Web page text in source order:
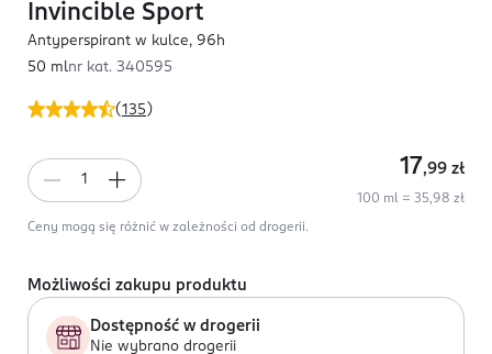
(135 )
Invincible Sport
Antyperspirant w kulce, 96h
50 mlnr kat. 340595
17,99 zł
100 ml = 35,98 zł
Ceny mogą się różnić w zależności od drogerii.
Możliwości zakupu produktu
Dostępność w drogerii
Nie wybrano drogerii